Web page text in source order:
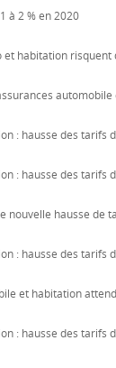
à 2 % en 2020
et habitation
: hausse des tarifs
: hausse des tarifs
nouvelle hausse de
: hausse des tarifs
et habitation
: hausse des tarifs